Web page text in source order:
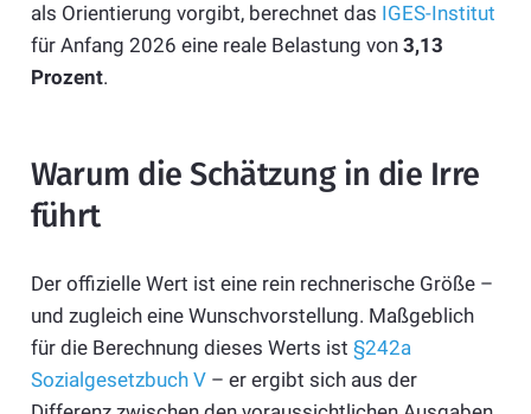
als Orientierung vorgibt, berechnet das IGES-Institut
für Anfang 2026 eine reale Belastung von 3,13
Prozent.
Warum die Schätzung in die Irre
führt
Der offizielle Wert ist eine rein rechnerische Größe –
und zugleich eine Wunschvorstellung. Maßgeblich
für die Berechnung dieses Werts ist §242a
Sozialgesetzbuch V– er ergibt sich aus der